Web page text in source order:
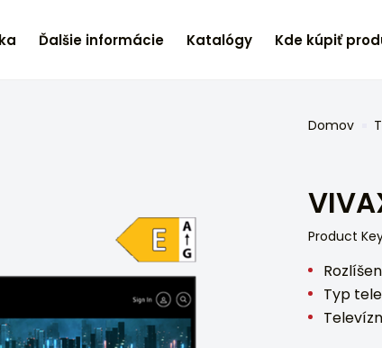
Ďalšie informácie Katalógy Kde kúpiť
Domov
Product
Typ